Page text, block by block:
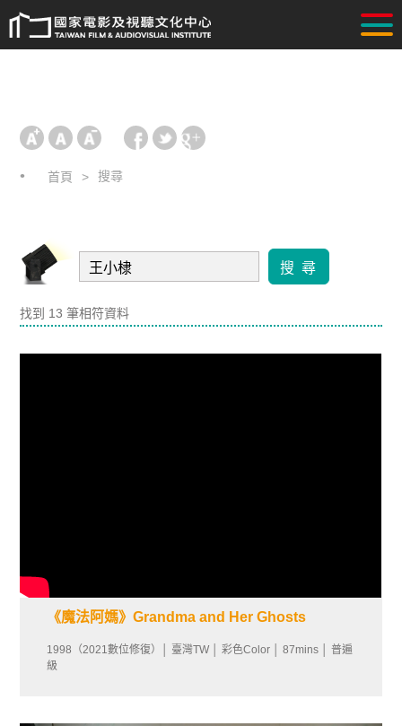
首頁 搜尋
搜 尋
找到 13 筆相符資料
《魔法阿媽》Grandma and Her Ghosts
1998（2021數位修復）│ 臺灣TW │ 彩色Color │ 87mins │ 普遍
級